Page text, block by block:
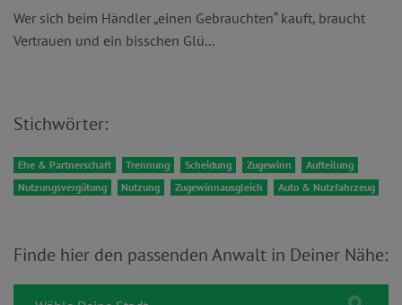
Wer sich beim Händler „einen Gebrauchten“ kauft, braucht
Vertrauen und ein bisschen Glü...
Stichwörter:
Ehe & Partnerschaft Trennung Scheidung Zugewinn
Aufteilung
Nutzungsvergütung
Nutzung Zugewinnausgleich Auto & Nutzfahrzeug
Finde hier den passenden Anwalt in Deiner Nähe: